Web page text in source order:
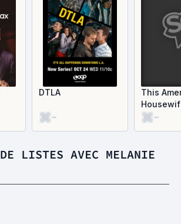
DTLA
-
This
-
LISTES AVEC MELANIE